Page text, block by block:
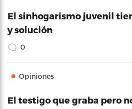
El sinhogarismo juvenil
y solución
0
Opiniones
El testigo que graba pero